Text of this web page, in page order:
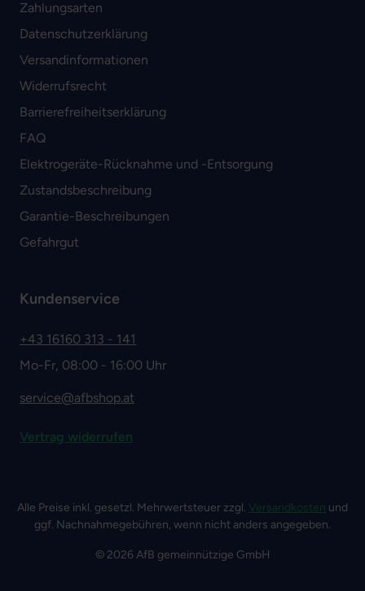
Zahlungsarten
Datenschutzerklärung
Versandinformationen
Widerrufsrecht
Barrierefreiheitserklärung
FAQ
Elektrogeräte-Rücknahme und -Entsorgung
Zustandsbeschreibung
Garantie-Beschreibungen
Gefahrgut
Kundenservice
+43 16160 313 - 141
Mo-Fr, 08:00 - 16:00 Uhr
service@afbshop.at
Vertrag widerrufen
Alle Preise inkl. gesetzl. Mehrwertsteuer zzgl. Versandkosten und
ggf. Nachnahmegebühren, wenn nicht anders angegeben.
© 2026 AfB gemeinnützige GmbH